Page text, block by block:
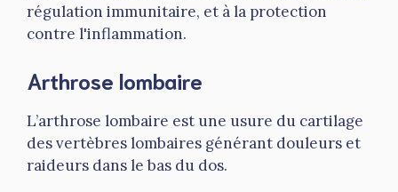
régulation immunitaire, et à la protection
contre l'inflammation.
Arthrose lombaire
L’arthrose lombaire est une usure du cartilage
des vertèbres lombaires générant douleurs et
raideurs dans le bas du dos.